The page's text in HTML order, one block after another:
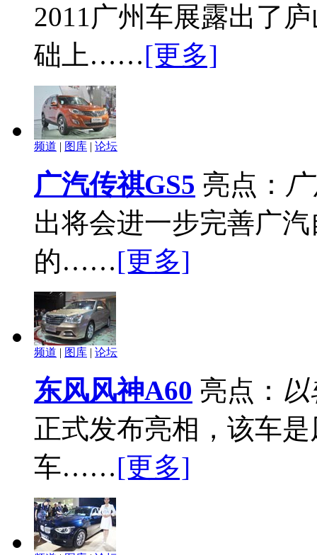
2011广州车展露出了
础上……[更多]
频道 | 图库 | 论坛
广汽传祺GS5 亮点：
出将会进一步完善广
的……[更多]
频道 | 图库 | 论坛
东风风神A60 亮点：
正式发布亮相，该车
车……[更多]